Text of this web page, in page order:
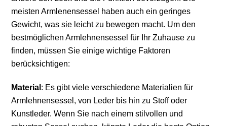
meisten Armlenensessel haben auch ein geringes
Gewicht, was sie leicht zu bewegen macht. Um den
bestmöglichen Armlehnensessel für Ihr Zuhause zu
finden, müssen Sie einige wichtige Faktoren
berücksichtigen:
Material : Es gibt viele verschiedene Materialien für
Armlehnensessel, von Leder bis hin zu Stoff oder
Kunstleder. Wenn Sie nach einem stilvollen und